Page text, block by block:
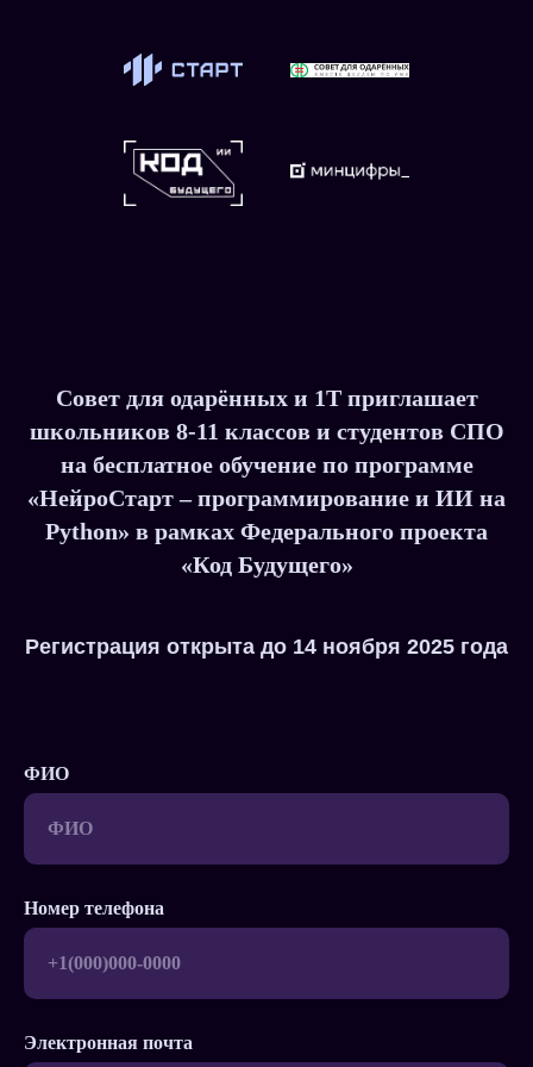
Совет для одарённых и 1Т приглашает
школьников 8-11 классов и студентов СПО
на бесплатное обучение по программе
«НейроСтарт – программирование и ИИ на
Python» в рамках Федерального проекта
«Код Будущего»
Регистрация открыта до 14 ноября 2025 года
ФИО
Номер телефона
Электронная почта